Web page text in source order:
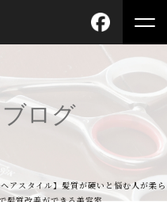
ログ
アスタイル】髪質が硬いと悩む人が柔ら